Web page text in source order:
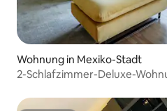
Wohnung in Mexiko-Stadt
2-Schlafzimmer-Deluxe-